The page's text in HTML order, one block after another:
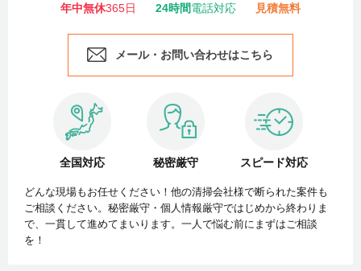
年中無休365日 24時間電話対応 見積無料
メール・お問い合わせはこちら
全国対応 秘密厳守 スピード対応
どんな現場もお任せください！他の清掃会社様で断られた案件も
ご相談ください。秘密厳守・個人情報厳守ではじめから終わりま
で、一貫して進めてまいります。一人で悩む前にまずはご相談
を！